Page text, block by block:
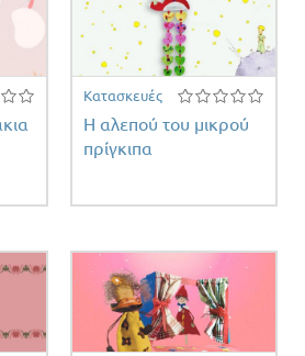
Κατασκευές
Η αλεπού του μικρού
πρίγκιπα